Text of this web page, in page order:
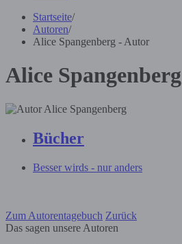
Startseite/
Autoren/
Alice Spangenberg - Autor
Alice Spangenberg
Bücher
Besser wirds - nur anders
Zum Autorentagebuch Zurück
Das sagen unsere Autoren